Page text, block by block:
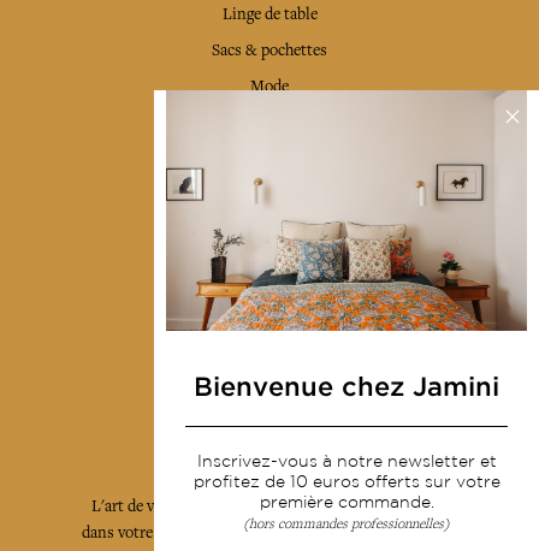
Linge de table
Sacs & pochettes
Mode
Livraison & retour
CGV
Devenir revendeur
Notre communauté
L'art de vivre JAMINI raconté avec poésie et élégance
dans votre boîte mail. Inscrivez vous à notre newsletter
Bienvenue chez Jamini
Inscrivez-vous à notre newsletter et
profitez de 10 euros offerts sur votre
première commande.
(hors commandes professionnelles)